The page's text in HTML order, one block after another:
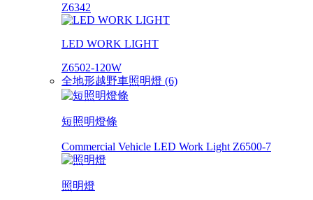
Z6342
LED WORK LIGHT
Z6502-120W
全地形越野車照明燈 (6)
短照明燈條
Commercial Vehicle LED Work Light Z6500-7
照明燈